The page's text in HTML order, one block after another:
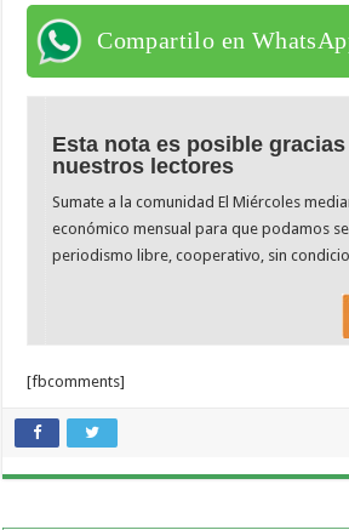
Compartilo en
Esta nota es posible
nuestros lectores
Sumate a la comunidad El Miércoles
económico mensual para que podamos
periodismo libre, cooperativo, sin
[fbcomments]